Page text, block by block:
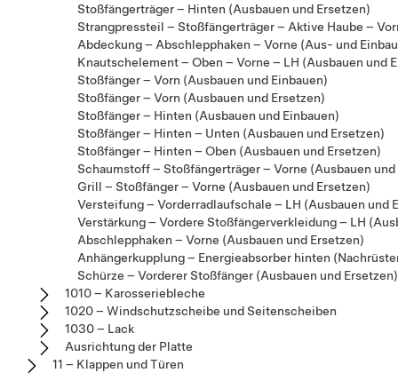
Stoßfängerträger – Hinten (Ausbauen und Ersetzen)
Strangpressteil – Stoßfängerträger – Aktive Haube –
Abdeckung – Abschlepphaken – Vorne (Aus- und
Knautschelement – Oben – Vorne – LH (Ausbauen und
Stoßfänger – Vorn (Ausbauen und Einbauen)
Stoßfänger – Vorn (Ausbauen und Ersetzen)
Stoßfänger – Hinten (Ausbauen und Einbauen)
Stoßfänger – Hinten – Unten (Ausbauen und Ersetzen)
Stoßfänger – Hinten – Oben (Ausbauen und Ersetzen)
Schaumstoff – Stoßfängerträger – Vorne (Ausbauen und
Grill – Stoßfänger – Vorne (Ausbauen und Ersetzen)
Versteifung – Vorderradlaufschale – LH (Ausbauen und
Verstärkung – Vordere Stoßfängerverkleidung – LH
Abschlepphaken – Vorne (Ausbauen und Ersetzen)
Anhängerkupplung – Energieabsorber hinten
Schürze – Vorderer Stoßfänger (Ausbauen und Ersetzen)
1010 – Karosseriebleche
1020 – Windschutzscheibe und Seitenscheiben
1030 – Lack
Ausrichtung der Platte
11 – Klappen und Türen